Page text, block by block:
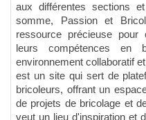
aux différentes sections
somme, Passion et
ressource précieuse pour
leurs compétences en
environnement collaboratif
est un site qui sert de
bricoleurs, offrant un
de projets de bricolage et
veut un lieu d'inspiration et